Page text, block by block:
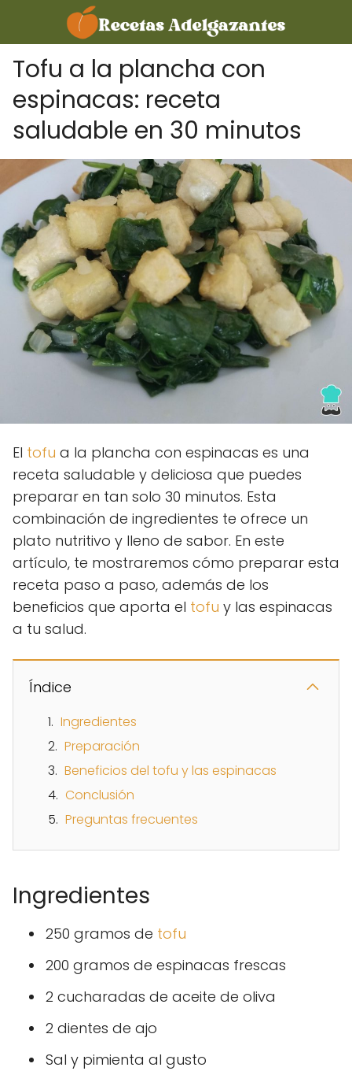
Tofu a la plancha con
espinacas: receta
saludable en 30 minutos
El tofu a la plancha con espinacas es una
receta saludable y deliciosa que puedes
preparar en tan solo 30 minutos. Esta
combinación de ingredientes te ofrece un
plato nutritivo y lleno de sabor. En este
artículo, te mostraremos cómo preparar esta
receta paso a paso, además de los
beneficios que aporta el tofu y las espinacas
a tu salud.
Índice
Ingredientes
Preparación
Beneficios del tofu y las espinacas
Conclusión
Preguntas frecuentes
Ingredientes
250 gramos de tofu
200 gramos de espinacas frescas
2 cucharadas de aceite de oliva
2 dientes de ajo
Sal y pimienta al gusto